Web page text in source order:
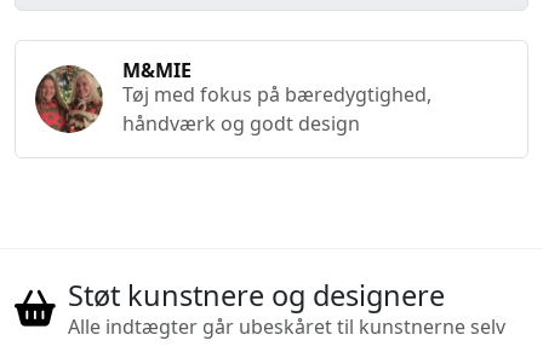
M&MIE
Tøj med fokus på bæredygtighed,
håndværk og godt design
Støt kunstnere og designere
Alle indtægter går ubeskåret til kunstnerne selv